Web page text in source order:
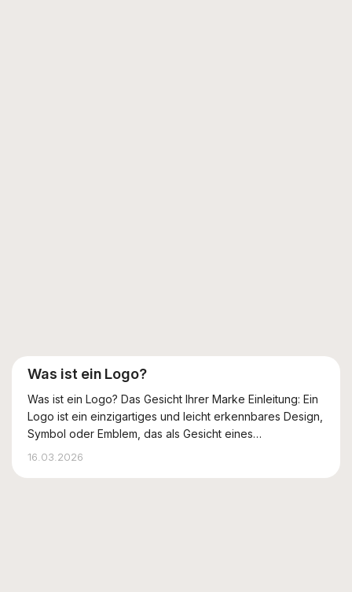
Was ist ein Logo?
16.03.2026
Was ist ein Logo? Das Gesicht Ihrer Marke Einleitung: Ein
Logo ist ein einzigartiges und leicht erkennbares Design,
Symbol oder Emblem, das als Gesicht eines
Unternehmens oder einer Marke dient. Es verkörpert die